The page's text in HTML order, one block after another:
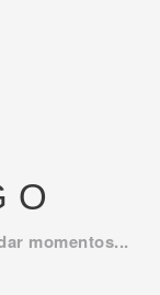
momentos...